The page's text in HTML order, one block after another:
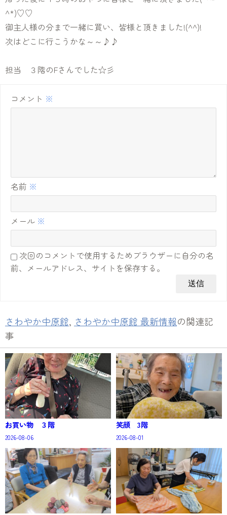
^*)♡♡
御主人様の分まで一緒に買い、皆様と頂きました!(^^)!
次はどこに行こうかな～～♪♪
担当 ３階のFさんでした☆彡
コメント ※
名前 ※
メール ※
次回のコメントで使用するためブラウザーに自分の名
前、メールアドレス、サイトを保存する。
さわやか中原館, さわやか中原館 最新情報の関連記
事
お買い物 ３階
2026-08-06
笑顔 3階
2026-08-01